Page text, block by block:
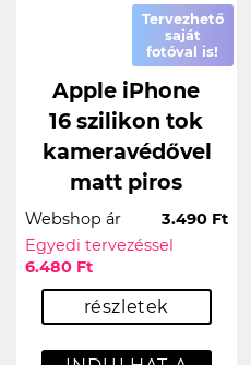
Tervezhető
saját
fotóval is!
Apple iPhone
16 szilikon tok
kameravédővel
matt piros
Webshop ár
3.490 Ft
Egyedi tervezéssel
6.480 Ft
részletek